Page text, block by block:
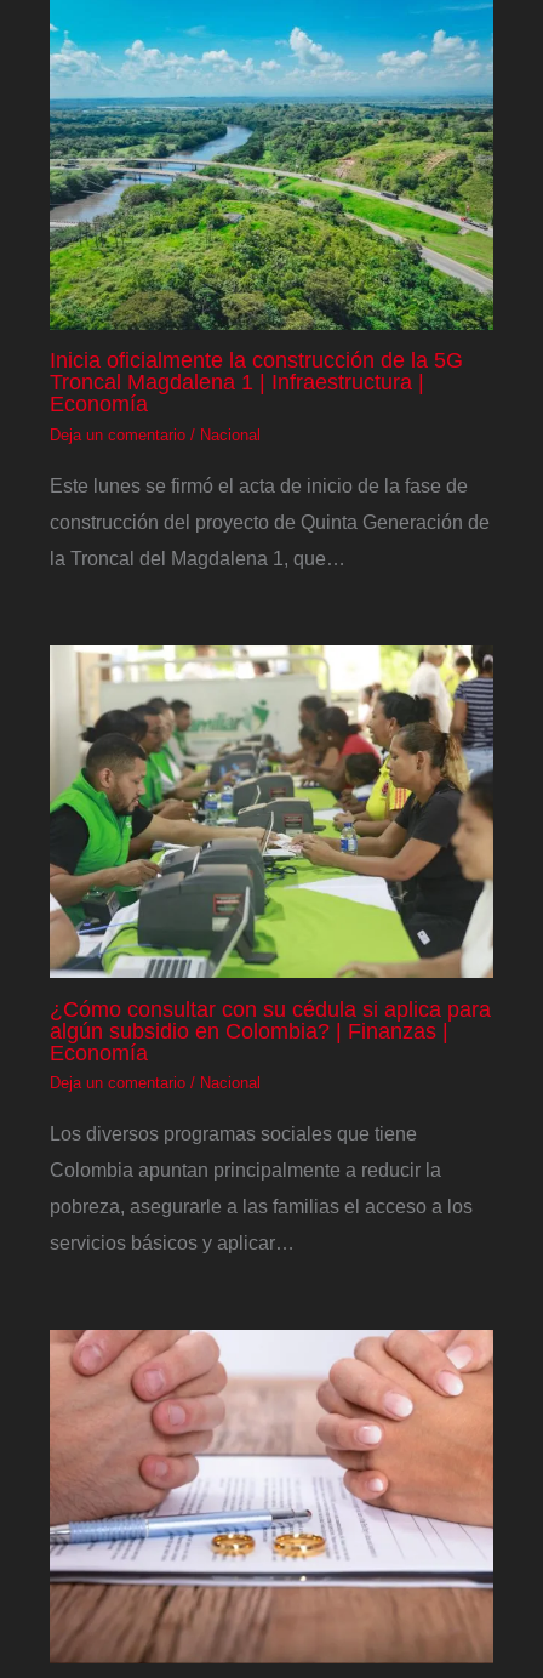
Inicia oficialmente la construcción de la 5G
Troncal Magdalena 1 | Infraestructura |
Economía
Deja un comentario / Nacional
Este lunes se firmó el acta de inicio de la fase de
construcción del proyecto de Quinta Generación de
la Troncal del Magdalena 1, que…
¿Cómo consultar con su cédula si aplica para
algún subsidio en Colombia? | Finanzas |
Economía
Deja un comentario / Nacional
Los diversos programas sociales que tiene
Colombia apuntan principalmente a reducir la
pobreza, asegurarle a las familias el acceso a los
servicios básicos y aplicar…